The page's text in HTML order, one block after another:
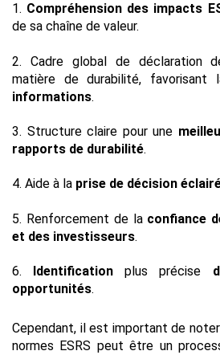
1. Compréhension des impacts
de sa chaîne de valeur.
2. Cadre global de déclaration
matière de durabilité, favorisant
informations.
3. Structure claire pour une
rapports de durabilité.
4. Aide à la prise de décision
5. Renforcement de la confiance
et des investisseurs.
6. Identification plus précise
opportunités.
Cependant, il est important de
normes ESRS peut être un